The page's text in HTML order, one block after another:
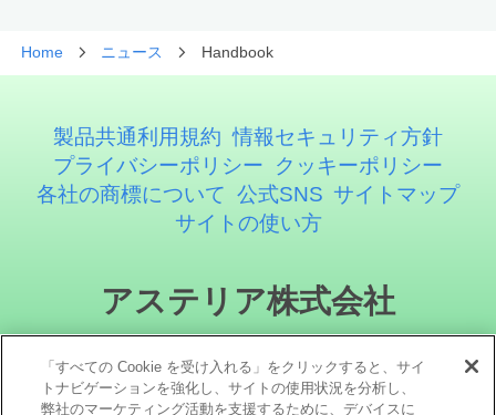
Home ニュース Handbook
製品共通利用規約 情報セキュリティ方針
プライバシーポリシー
クッキーポリシー
各社の商標について 公式SNS サイトマップ
サイトの使い方
アステリア株式会社
「すべての Cookie を受け入れる」をクリックすると、サイ
トナビゲーションを強化し、サイトの使用状況を分析し、
弊社のマーケティング活動を支援するために、デバイスに